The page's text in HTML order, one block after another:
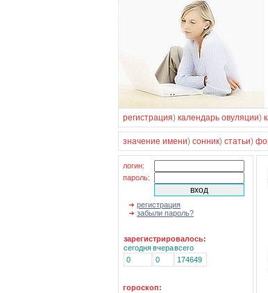
регистрация) календарь овуляции)
значение имени) сонник) статьи)
логин:
пароль:
регистрация
забыли пароль?
зарегистрировалось:
сегоднявчеравсего
0
0 174649
гороскоп: